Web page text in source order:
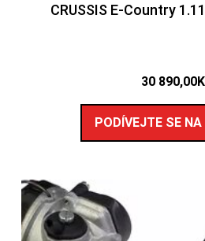
CRUSSIS E-Country
30 890,00
PODÍVEJTE SE